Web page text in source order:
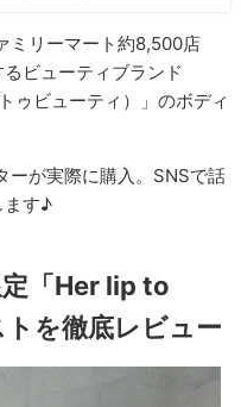
ミリーマート約8,500店
ビューティブランド
ゥビューティ）」のボディ
が実際に購入。SNSで話
ます♪
「Her lip to
を徹底レビュー